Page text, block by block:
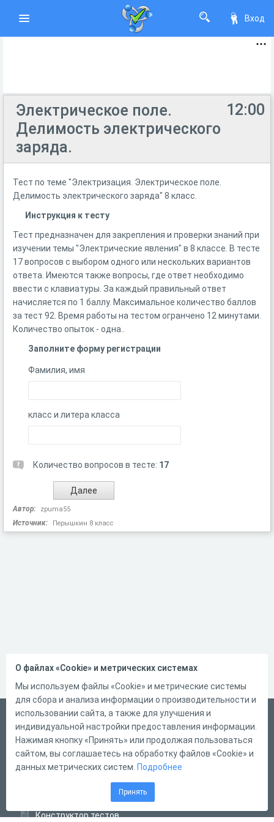
Вход
12:00
Электрическое поле.
Делимость электрического
заряда.
Тест по теме "Электризация. Электрическое поле.
Делимость электрического заряда" 8 класс.
Инструкция к тесту
Тест предназначен для закрепления и проверки знаний при
изучении темы "Электрические явления" в 8 классе. В тесте
17 вопросов с выбором одного или нескольких вариантов
ответа. Имеются также вопросы, где ответ необходимо
ввести с клавиатуры. За каждый правильный ответ
начисляется по 1 баллу. Максимальное количество баллов
за тест 92. Время работы на тестом огранчено 12 минутами.
Количество опыток - одна..
Заполните форму регистрации
Фамилия, имя
класс и литера класса
Количество вопросов в тесте: 17
Автор: zpuma55
Источник: Перышкин 8 класс
Русский
Справка
Форма обратной связи
Конструктор тестов
О файлах «Cookie» и метрических системах
Мы используем файлы «Cookie» и метрические системы
для сбора и анализа информации о производительности и
использовании сайта, а также для улучшения и
индивидуальной настройки предоставления информации.
Нажимая кнопку «Принять» или продолжая пользоваться
сайтом, вы соглашаетесь на обработку файлов «Cookie» и
данных метрических систем. Подробнее
Принять